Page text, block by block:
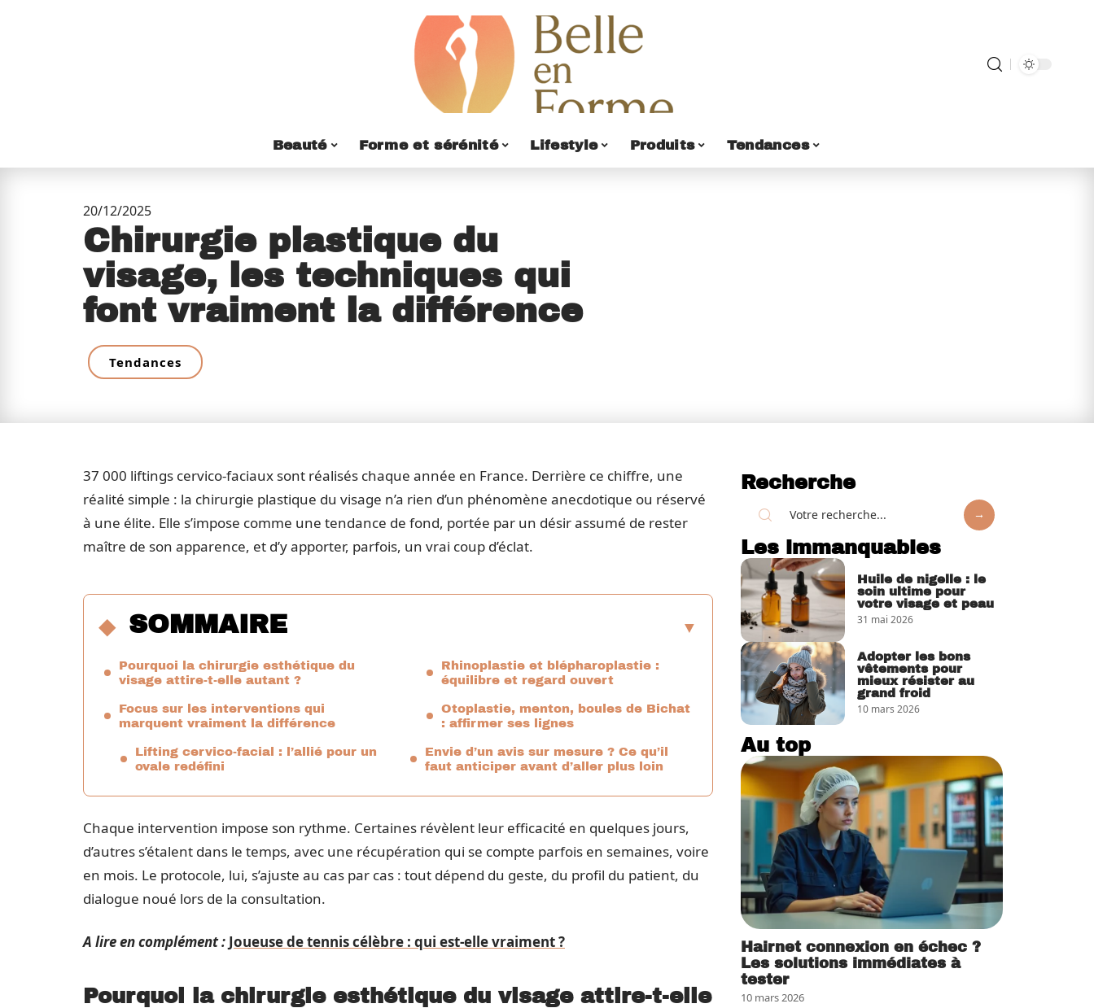
Beauté Forme et sérénité Lifestyle Produits Tendances
20/12/2025
Chirurgie plastique du
visage, les techniques qui
font vraiment la différence
Tendances
37 000 liftings cervico-faciaux sont réalisés chaque année en France. Derrière ce chiffre, une
réalité simple : la chirurgie plastique du visage n’a rien d’un phénomène anecdotique ou réservé
à une élite. Elle s’impose comme une tendance de fond, portée par un désir assumé de rester
maître de son apparence, et d’y apporter, parfois, un vrai coup d’éclat.
SOMMAIRE
Pourquoi la chirurgie esthétique du
visage attire-t-elle autant ?
Focus sur les interventions qui
marquent vraiment la différence
Lifting cervico-facial : l’allié pour un
ovale redéfini
Rhinoplastie et blépharoplastie :
équilibre et regard ouvert
Otoplastie, menton, boules de Bichat
: affirmer ses lignes
Envie d’un avis sur mesure ? Ce qu’il
faut anticiper avant d’aller plus loin
Chaque intervention impose son rythme. Certaines révèlent leur efficacité en quelques jours,
d’autres s’étalent dans le temps, avec une récupération qui se compte parfois en semaines, voire
en mois. Le protocole, lui, s’ajuste au cas par cas : tout dépend du geste, du profil du patient, du
dialogue noué lors de la consultation.
A lire en complément : Joueuse de tennis célèbre : qui est-elle vraiment ?
Pourquoi la chirurgie esthétique du visage attire-t-elle
Recherche
Les immanquables
Huile de nigelle : le
soin ultime pour
votre visage et peau
31 mai 2026
Adopter les bons
vêtements pour
mieux résister au
grand froid
10 mars 2026
Au top
Hairnet connexion en échec ?
Les solutions immédiates à
tester
10 mars 2026